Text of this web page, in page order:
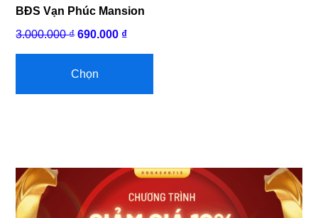
BĐS Vạn Phúc Mansion
3.000.000₫ Giá
gốc
là:
690.000 ₫Giá
hiện
Chọn
Các
tùy
chọn
Sidebar
chính